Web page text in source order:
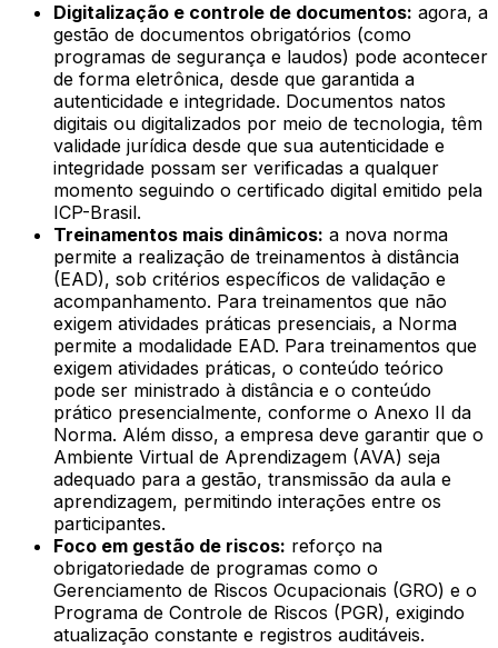
Digitalização e controle de documentos: agora, a
gestão de documentos obrigatórios (como
programas de segurança e laudos) pode acontecer
de forma eletrônica, desde que garantida a
autenticidade e integridade. Documentos natos
digitais ou digitalizados por meio de tecnologia, têm
validade jurídica desde que sua autenticidade e
integridade possam ser verificadas a qualquer
momento seguindo o certificado digital emitido pela
ICP-Brasil.
Treinamentos mais dinâmicos: a nova norma
permite a realização de treinamentos à distância
(EAD), sob critérios específicos de validação e
acompanhamento. Para treinamentos que não
exigem atividades práticas presenciais, a Norma
permite a modalidade EAD. Para treinamentos que
exigem atividades práticas, o conteúdo teórico
pode ser ministrado à distância e o conteúdo
prático presencialmente, conforme o Anexo II da
Norma. Além disso, a empresa deve garantir que o
Ambiente Virtual de Aprendizagem (AVA) seja
adequado para a gestão, transmissão da aula e
aprendizagem, permitindo interações entre os
participantes.
Foco em gestão de riscos: reforço na
obrigatoriedade de programas como o
Gerenciamento de Riscos Ocupacionais (GRO) e o
Programa de Controle de Riscos (PGR), exigindo
atualização constante e registros auditáveis.